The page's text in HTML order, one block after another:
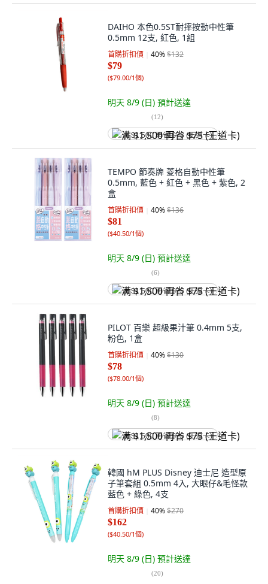
DAIHO 本色0.5ST耐摔按動中性筆
0.5mm 12支, 紅色, 1組
首購折扣價 40%$132
$79
($79.00/1個)
明天 8/9 (日) 預計送達
(12)
满 $1,500 再省 $75 (王道卡)
TEMPO 節奏牌 菱格自動中性筆
0.5mm, 藍色 + 紅色 + 黑色 + 紫色, 2
盒
首購折扣價 40%$136
$81
($40.50/1個)
明天 8/9 (日) 預計送達
(6)
满 $1,500 再省 $75 (王道卡)
PILOT 百樂 超級果汁筆 0.4mm 5支,
粉色, 1盒
首購折扣價 40%$130
$78
($78.00/1個)
明天 8/9 (日) 預計送達
(8)
满 $1,500 再省 $75 (王道卡)
韓國 hM PLUS Disney 迪士尼 造型原
子筆套組 0.5mm 4入, 大眼仔&毛怪款
藍色 + 綠色, 4支
首購折扣價 40%$270
$162
($40.50/1個)
明天 8/9 (日) 預計送達
(20)